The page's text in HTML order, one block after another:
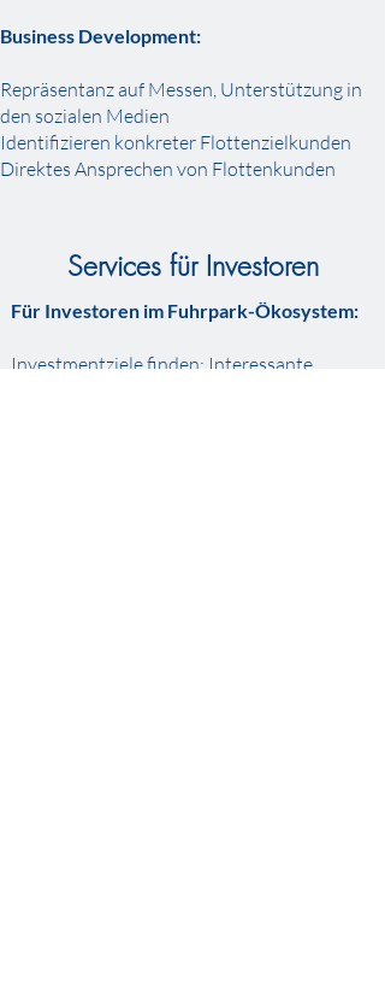
Business Development:
Repräsentanz auf Messen, Unterstützung in
den sozialen Medien
Identifizieren konkreter Flottenzielkunden
Direktes Ansprechen von Flottenkunden
Services für Investoren
Für Investoren im Fuhrpark-Ökosystem:
Investmentziele finden: Interessante